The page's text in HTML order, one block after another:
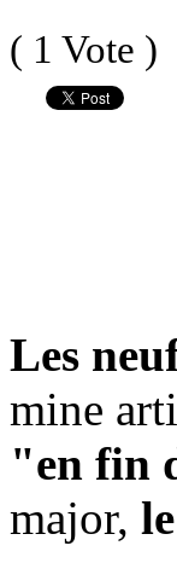
( 1 Vote )
Les
mine
"en fin
major,